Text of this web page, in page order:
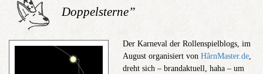
Doppelsterne”
Der Karneval der Rollenspielblogs, im
August organi­siert von HârnMaster.de,
dreht sich – brandaktuell, haha – um